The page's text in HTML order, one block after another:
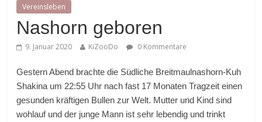
Vereinsleben
Nashorn geboren
9. Januar 2020 KiZooDo 0 Kommentare
Gestern Abend brachte die Südliche Breitmaulnashorn-Kuh
Shakina um 22:55 Uhr nach fast 17 Monaten Tragzeit einen
gesunden kräftigen Bullen zur Welt. Mutter und Kind sind
wohlauf und der junge Mann ist sehr lebendig und trinkt